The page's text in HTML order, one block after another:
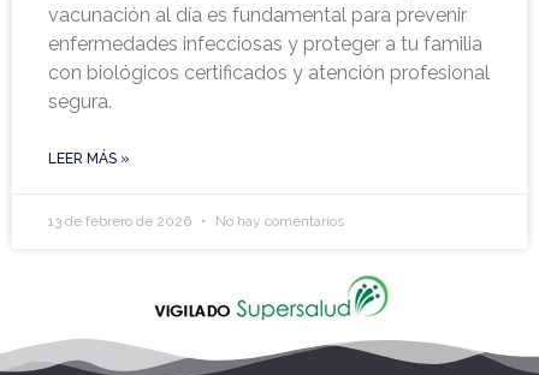
vacunación al día es fundamental para prevenir
enfermedades infecciosas y proteger a tu familia
con biológicos certificados y atención profesional
segura.
LEER MÁS »
13 de febrero de 2026 No hay comentarios